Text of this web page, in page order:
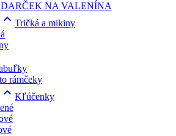
NA VALENÍNA
 Tričká a mikiny
rámčeky
 Kľúčenky